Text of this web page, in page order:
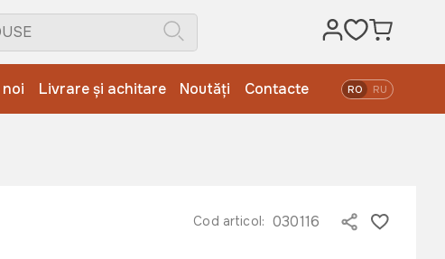
noi Livrare și achitare Noutăți Contacte RO RU
Cod articol: 030116